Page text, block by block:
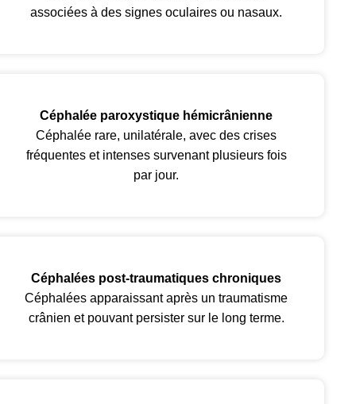
associées à des signes oculaires ou nasaux.
Céphalée paroxystique hémicrânienne
Céphalée rare, unilatérale, avec des crises
fréquentes et intenses survenant plusieurs fois
par jour.
Céphalées post-traumatiques chroniques
Céphalées apparaissant après un traumatisme
crânien et pouvant persister sur le long terme.